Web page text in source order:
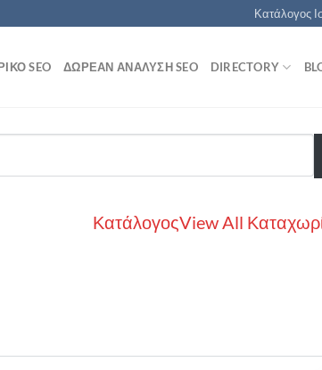
Κατάλογος
SEO ΔΩΡΕΆΝ ΑΝΆΛΥΣΗ SEO DIRECTORY
ΚατάλογοςView All